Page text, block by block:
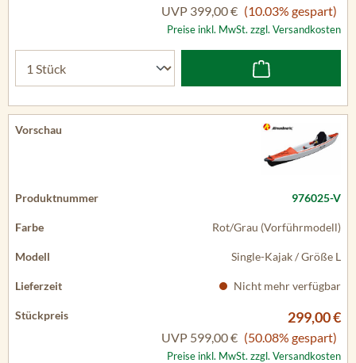
UVP 399,00 € (10.03% gespart)
Preise inkl. MwSt. zzgl. Versandkosten
976025-V
Rot/Grau (Vorführmodell)
Single-Kajak / Größe L
Nicht mehr verfügbar
299,00 €
UVP 599,00 € (50.08% gespart)
Preise inkl. MwSt. zzgl. Versandkosten